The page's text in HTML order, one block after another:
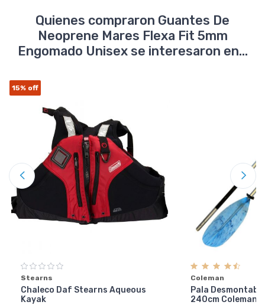
Quienes compraron Guantes De
Neoprene Mares Flexa Fit 5mm
Engomado Unisex se interesaron en...
15% off
Stearns
Chaleco Daf Stearns Aqueous
Kayak
Coleman
Pala
240cm Coleman